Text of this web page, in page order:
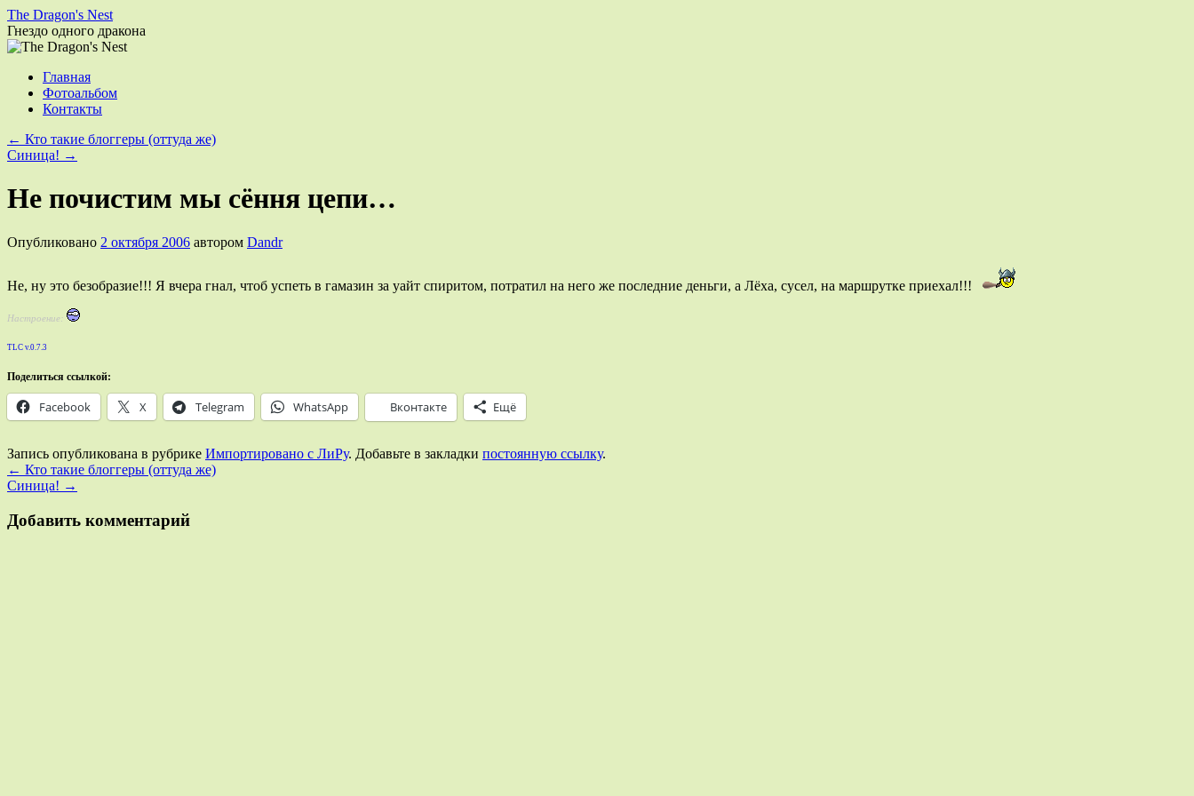
The Dragon's Nest
Гнездо одного дракона
Перейти
содержимому
Главная
Фотоальбом
Контакты
← Кто такие блоггеры (оттуда же)
Синица! →
Не почистим мы сёння цепи…
Опубликовано 2 октября 2006 автором Dandr
Не, ну это безобразие!!! Я вчера гнал, чтоб успеть в гамазин за уайт спиритом, потратил на него же последние деньги, а Лёха, сусел, на маршрутке приехал!!!
Настроение:
TLС v.0.7.3
Поделиться ссылкой:
Facebook X Telegram WhatsApp Вконтакте Ещё
Запись опубликована в рубрике Импортировано с ЛиРу. Добавьте в закладки постоянную ссылку.
← Кто такие блоггеры (оттуда же)
Синица! →
Добавить комментарий